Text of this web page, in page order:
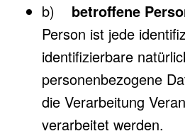
b) betroffene
Person ist jede
identifizierbare
personenbezogene
die Verarbeitung
verarbeitet werden.